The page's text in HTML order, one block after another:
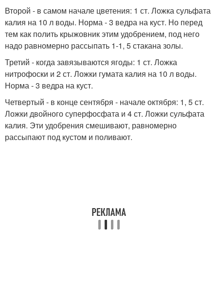
Второй - в самом начале цветения: 1 ст. Ложка сульфата
калия на 10 л воды. Норма - 3 ведра на куст. Но перед
тем как полить крыжовник этим удобрением, под него
надо равномерно рассыпать 1-1, 5 стакана золы.
Третий - когда завязываются ягоды: 1 ст. Ложка
нитрофоски и 2 ст. Ложки гумата калия на 10 л воды.
Норма - 3 ведра на куст.
Четвертый - в конце сентября - начале октября: 1, 5 ст.
Ложки двойного суперфосфата и 4 ст. Ложки сульфата
калия. Эти удобрения смешивают, равномерно
рассыпают под кустом и поливают.